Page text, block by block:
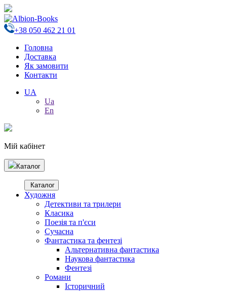
+38 050 462 21 01
Головна
Доставка
Як замовити
Контакти
UA
Ua
En
Мій кабінет
Каталог
Каталог
Художня
Детективи та трилери
Класика
Поезія та п'єси
Сучасна
Фантастика та фентезі
Альтернативна фантастика
Наукова фантастика
Фентезі
Романи
Історичний